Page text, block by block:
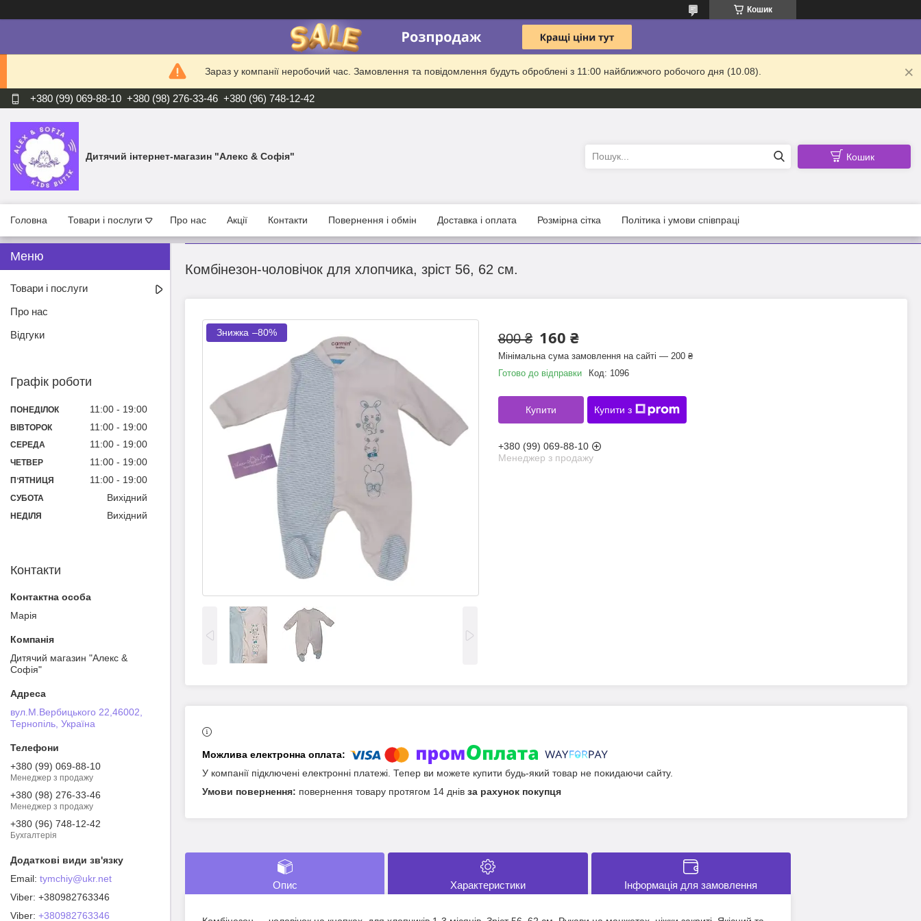
Кошик
Зараз у компанії неробочий час. Замовлення та повідомлення будуть оброблені з 11:00 найближчого робочого дня (10.08).
+380 (99) 069-88-10 +380 (98) 276-33-46 +380 (96) 748-12-42
Дитячий інтернет-магазин "Алекс & Софія" Кошик
Головна Товари і послуги Про нас Акції Контакти Повернення і обмін Доставка і оплата Розмірна сітка Політика і умови співпраці
Комбінезон-чоловічок для хлопчика, зріст 56, 62 см.
–80% 800 ₴ 160 ₴
Мінімальна сума замовлення на сайті — 200 ₴
Готово до відправки
Код: 1096
Купити Купити з
+380 (99) 069-88-10
Менеджер з продажу
У компанії підключені електронні платежі. Тепер ви можете купити будь-який товар не покидаючи сайту.
повернення товару протягом 14 днів за рахунок покупця
Опис Характеристики Інформація для замовлення
Товари і послуги
Про нас
Відгуки
Графік роботи
ПОНЕДІЛОК 11:00 19:00
ВІВТОРОК 11:00 19:00
СЕРЕДА 11:00 19:00
ЧЕТВЕР 11:00 19:00
ПʼЯТНИЦЯ 11:00 19:00
СУБОТА Вихідний
НЕДІЛЯ Вихідний
Контакти
Марія
Дитячий магазин "Алекс &
Софія"
вул.М.Вербицького 22,46002,
Тернопіль, Україна
+380 (99) 069-88-10
Менеджер з продажу
+380 (98) 276-33-46
Менеджер з продажу
+380 (96) 748-12-42
Бухгалтерія
tymchiy@ukr.net
+380982763346
Viber +380982763346